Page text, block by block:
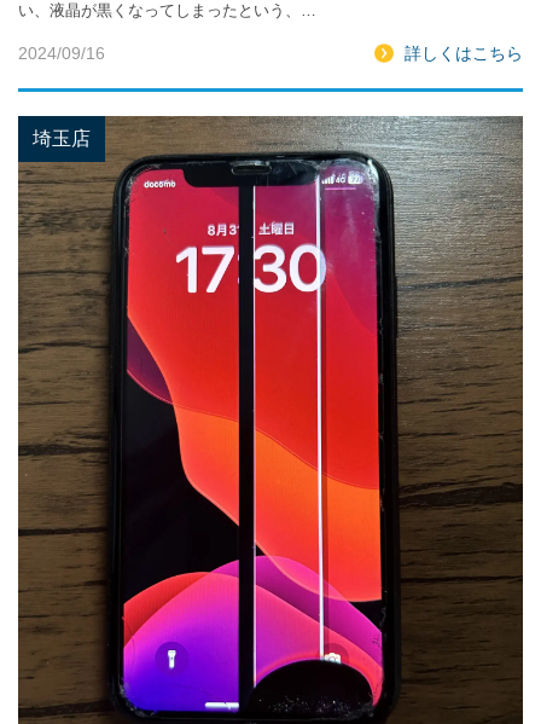
い、液晶が黒くなってしまったという、…
2024/09/16 詳しくはこちら
埼玉店